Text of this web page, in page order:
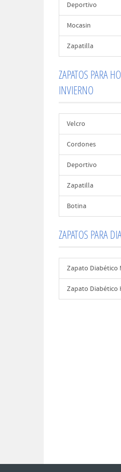
Deportivo
Mocasin
Zapatilla
ZAPATOS PARA
INVIERNO
Velcro
Cordones
Deportivo
Zapatilla
Botina
ZAPATOS PARA
Zapato Diabético
Zapato Diabético